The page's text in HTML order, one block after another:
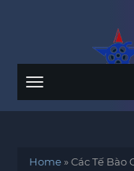
Menu
Home»Các Tế Bào